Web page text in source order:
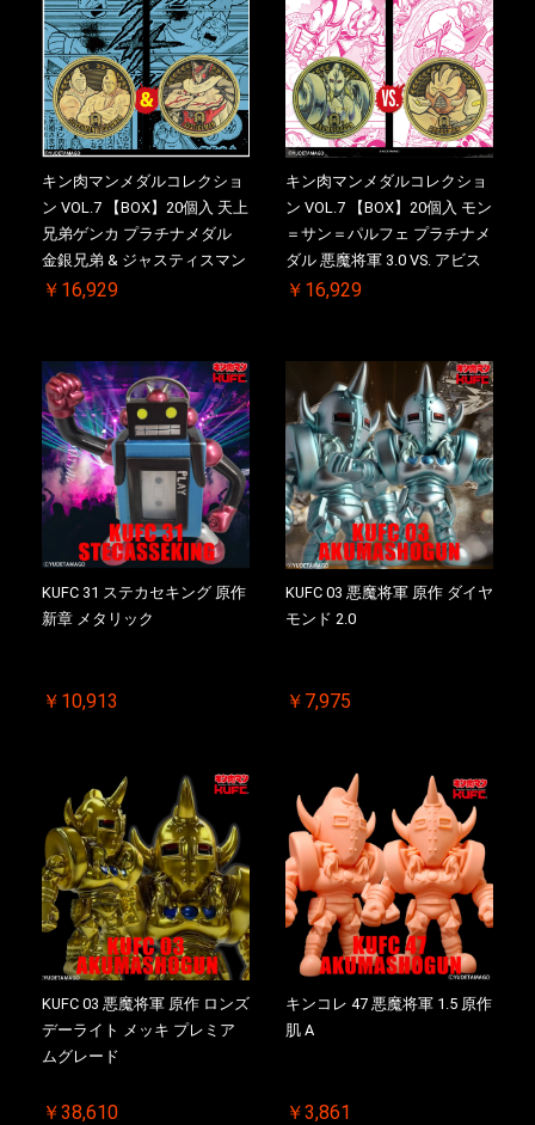
キン肉マンメダルコレクショ
ン VOL.7 【BOX】20個入 天上
兄弟ゲンカ プラチナメダル
金銀兄弟 & ジャスティスマン
2.0 初回シリアルNO.入 ケース
￥16,929
キン肉マンメダルコレクショ
ン VOL.7 【BOX】20個入 モン
＝サン＝パルフェ プラチナメ
ダル 悪魔将軍 3.0 VS. アビス
マン 初回シリアルNO.入 ケー
￥16,929
KUFC 31 ステカセキング 原作
新章 メタリック
￥10,913
KUFC 03 悪魔将軍 原作 ダイヤ
モンド 2.0
￥7,975
KUFC 03 悪魔将軍 原作 ロンズ
デーライト メッキ プレミア
ムグレード
￥38,610
キンコレ 47 悪魔将軍 1.5 原作
肌 A
￥3,861